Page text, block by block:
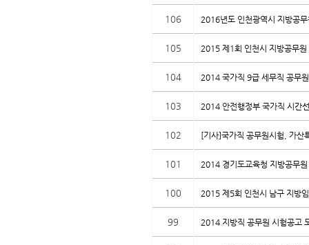
106 2016년도 인천광역시 지방공
105 2015 제1회 인천시 지방공무
104 2014 국가직 9급 세무직 공무
103 2014 안전행정부 국가직 시간
102 [기사]국가직 공무원시험, 가산
101 2014 경기도교육청 지방공무
100 2015 제5회 인천시 남구 지방
99 2014 지방직 공무원 시험공고